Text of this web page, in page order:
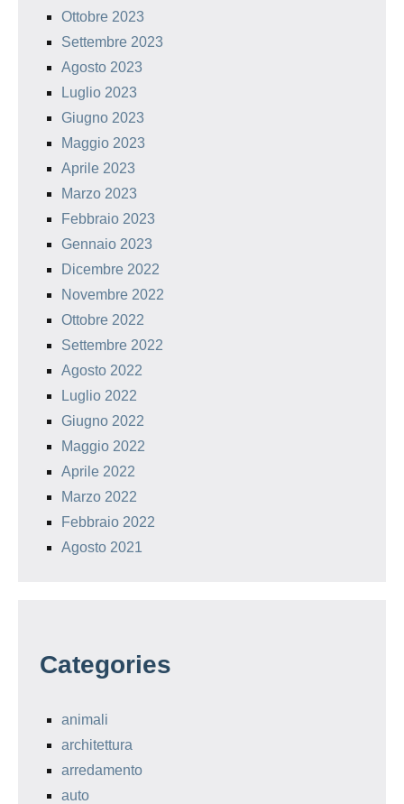
Ottobre 2023
Settembre 2023
Agosto 2023
Luglio 2023
Giugno 2023
Maggio 2023
Aprile 2023
Marzo 2023
Febbraio 2023
Gennaio 2023
Dicembre 2022
Novembre 2022
Ottobre 2022
Settembre 2022
Agosto 2022
Luglio 2022
Giugno 2022
Maggio 2022
Aprile 2022
Marzo 2022
Febbraio 2022
Agosto 2021
Categories
animali
architettura
arredamento
auto